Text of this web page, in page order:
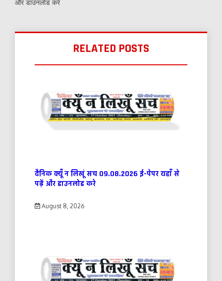
और डाउनलोड करे
RELATED POSTS
दैनिक क्यूँ न लिखूं सच 09.08.2026 ई-पेपर यहाँ से
पढ़ें और डाउनलोड करे
August 8, 2026